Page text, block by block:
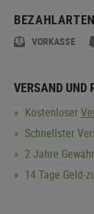
BEZAHLARTEN
VORKASSE
VERSAND UND
Kostenloser
Schnellster
2 Jahre
14 Tage Geld-